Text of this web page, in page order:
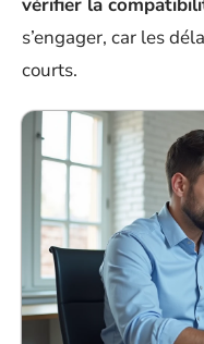
s’engager, car les
courts.